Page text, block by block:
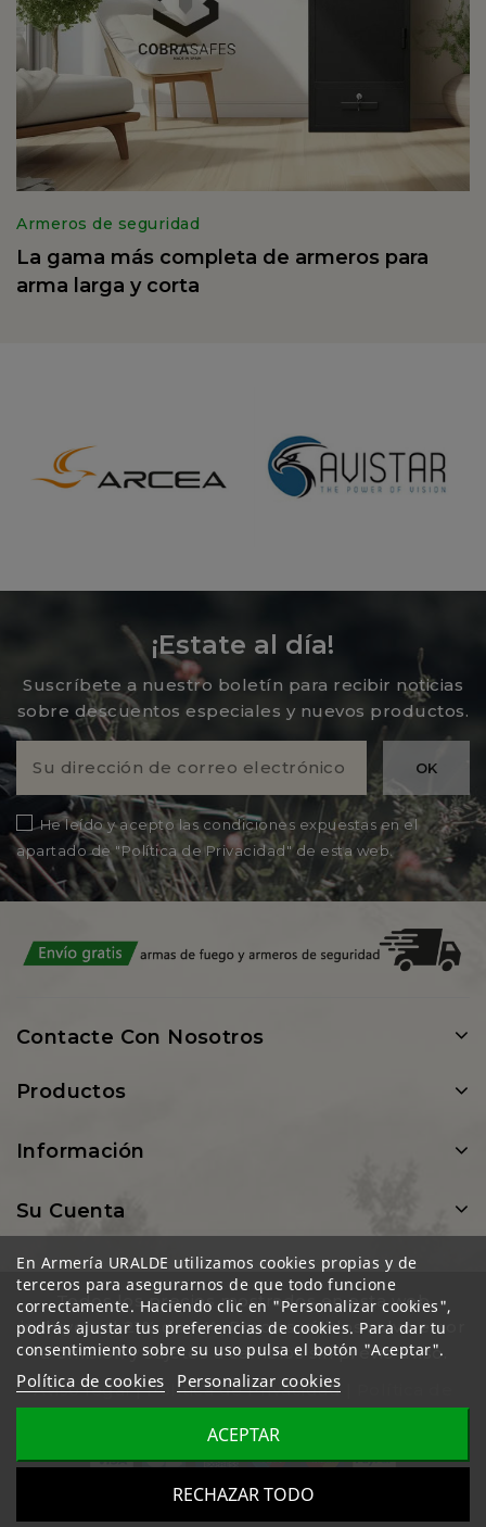
Armeros de seguridad
La gama más completa de armeros para
arma larga y corta
¡Estate al día!
Suscríbete a nuestro boletín para recibir noticias
sobre descuentos especiales y nuevos productos.
He leído y acepto las condiciones expuestas en el
apartado de "Política de Privacidad" de esta web.
Contacte Con Nosotros
Productos
Información
Su Cuenta
En Armería URALDE utilizamos cookies propias y de
terceros para asegurarnos de que todo funcione
correctamente. Haciendo clic en "Personalizar cookies",
podrás ajustar tus preferencias de cookies. Para dar tu
consentimiento sobre su uso pulsa el botón "Aceptar".
Política de cookies Personalizar cookies
RECHAZAR TODO
ACEPTAR
Todos los precios mostrados en esta web
incluyen el 21% de IVA. Precios válidos salvo error
u omisión y sujetos a cambios sin previo aviso.
Aviso legal|Política de Privacidad
© 2026 - Armería URALDE - Todos los derechos reservados.